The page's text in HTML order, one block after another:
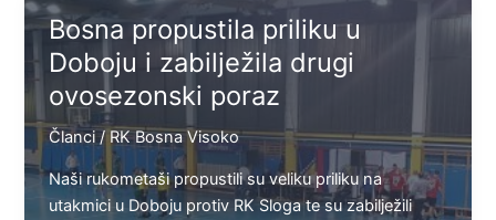
subotu
u
Visokom
Bosna propustila priliku u
Doboju i zabilježila drugi
ovosezonski poraz
Članci/ RK Bosna Visoko
Naši rukometaši propustili su veliku priliku na
utakmici u Doboju protiv RK Sloga te su zabilježili